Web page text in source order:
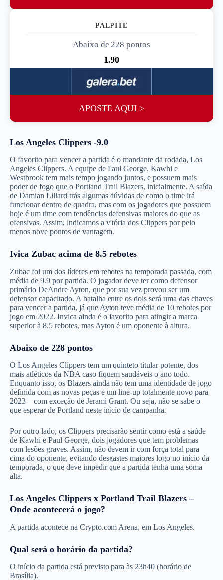
Abaixo de 228 pontos
1.90
APOSTE AQUI >
Los Angeles Clippers -9.0
O favorito para vencer a partida é o mandante da rodada, Los
Angeles Clippers. A equipe de Paul George, Kawhi e
Westbrook tem mais tempo jogando juntos, e possuem mais
poder de fogo que o Portland Trail Blazers, inicialmente. A saída
de Damian Lillard trás algumas dúvidas de como o time irá
funcionar dentro de quadra, mas com os jogadores que possuem
hoje é um time com tendências defensivas maiores do que as
ofensivas. Assim, indicamos a vitória dos Clippers por pelo
menos nove pontos de vantagem.
Ivica Zubac acima de 8.5 rebotes
Zubac foi um dos líderes em rebotes na temporada passada, com
média de 9.9 por partida. O jogador deve ter como defensor
primário DeAndre Ayton, que por sua vez provou ser um
defensor capacitado. A batalha entre os dois será uma das chaves
para vencer a partida, já que Ayton teve média de 10 rebotes por
jogo em 2022. Invica ainda é o favorito para atingir a marca
superior à 8.5 rebotes, mas Ayton é um oponente à altura.
Abaixo de 228 pontos
O Los Angeles Clippers tem um quinteto titular potente, dos
mais atléticos da NBA caso fiquem saudáveis o ano todo.
Enquanto isso, os Blazers ainda não tem uma identidade de jogo
definida com as novas peças e um line-up totalmente novo para
2023 – com exceção de Jerami Grant. Ou seja, não se sabe o
que esperar de Portland neste início de campanha.
Por outro lado, os Clippers precisarão sentir como está a saúde
de Kawhi e Paul George, dois jogadores que tem problemas
com lesões graves. Assim, não devem ir com força total para
cima do oponente, evitando desgastes maiores logo no início da
temporada, o que deve impedir que a partida tenha uma soma
alta.
Los Angeles Clippers x Portland Trail Blazers –
Onde acontecerá o jogo?
A partida acontece na Crypto.com Arena, em Los Angeles.
Qual será o horário da partida?
O início da partida está previsto para às 23h40 (horário de
Brasília).